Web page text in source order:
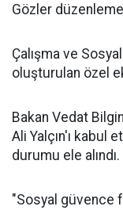
Gözler
Çalışma ve
oluşturulan özel
Bakan Vedat
Ali Yalçın'ı kabul
durumu ele
"Sosyal güvence